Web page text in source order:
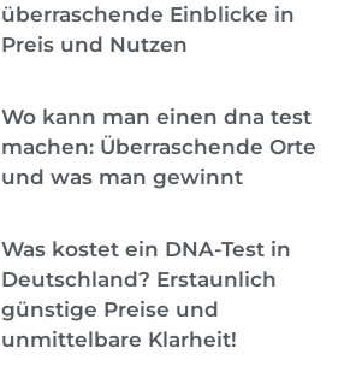
überraschende Einblicke in
Preis und Nutzen
Wo kann man einen dna test
machen: Überraschende Orte
und was man gewinnt
Was kostet ein DNA-Test in
Deutschland? Erstaunlich
günstige Preise und
unmittelbare Klarheit!